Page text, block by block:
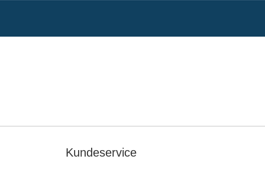
Kundeservice